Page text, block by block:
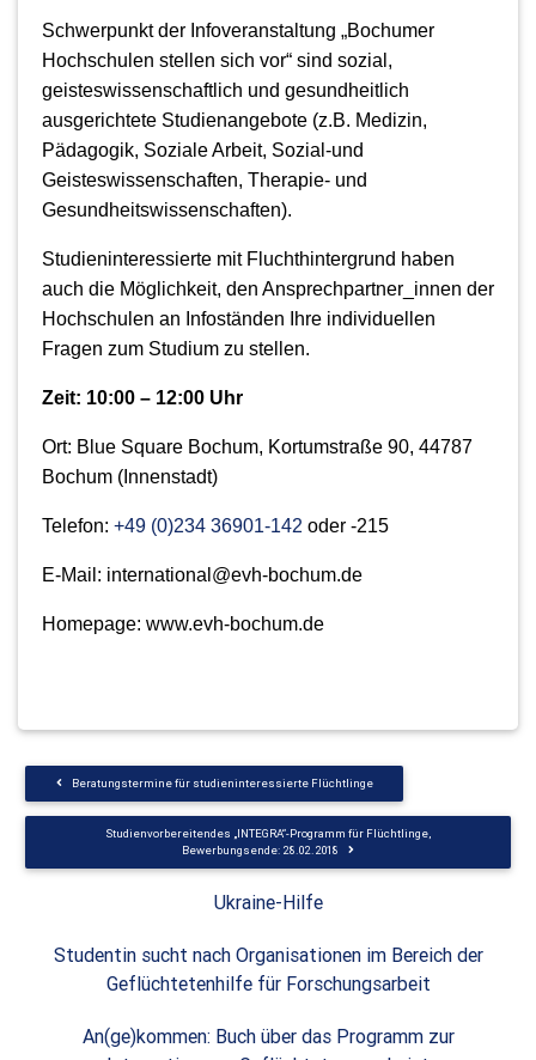
Schwerpunkt der Infoveranstaltung „Bochumer
Hochschulen stellen sich vor“ sind sozial,
geisteswissenschaftlich und gesundheitlich
ausgerichtete Studienangebote (z.B. Medizin,
Pädagogik, Soziale Arbeit, Sozial-und
Geisteswissenschaften, Therapie- und
Gesundheitswissenschaften).
Studieninteressierte mit Fluchthintergrund haben
auch die Möglichkeit, den Ansprechpartner_innen der
Hochschulen an Infoständen Ihre individuellen
Fragen zum Studium zu stellen.
Zeit: 10:00 – 12:00 Uhr
Ort: Blue Square Bochum, Kortumstraße 90, 44787
Bochum (Innenstadt)
Telefon: +49 (0)234 36901-142 oder -215
E-Mail: international@evh-bochum.de
Homepage: www.evh-bochum.de
Beratungstermine für studieninteressierte Flüchtlinge
Studienvorbereitendes „INTEGRA“-Programm für Flüchtlinge,
Bewerbungsende: 28.02.2018
Ukraine-Hilfe
Studentin sucht nach Organisationen im Bereich der
Geflüchtetenhilfe für Forschungsarbeit
An(ge)kommen: Buch über das Programm zur